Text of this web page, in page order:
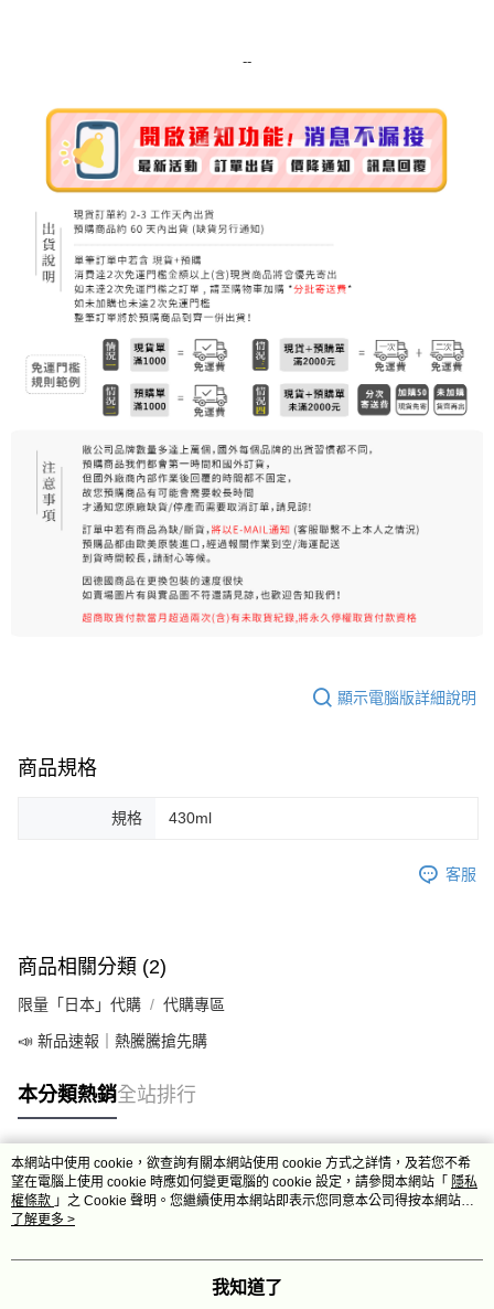
全家取貨付款
每筆NT$80，滿NT$999(含以上)免運費
每筆NT$80，滿NT$999(含以上)免運費
7-11取貨付款
每筆NT$80，滿NT$999(含以上)免運費
7-11純取貨 (先付款
每筆NT$80，滿NT$999(含以上)免運費
每筆NT$100，滿NT$999(含以上)免運費
離島宅配（澎湖、金門、馬祖、小琉球）
每筆NT$250，滿NT$3,000(含以上)免運費
--
顯示電腦版詳細說明
商品規格
規格 430ml
客服
商品相關分類 (2)
限量「日本」代購 代購專區
📣 新品速報｜熱騰騰搶先購
本分類熱銷全站排行
熱門標籤
本網站中使用 cookie，欲查詢有關本網站使用 cookie 方式之詳情，及若您不希
望在電腦上使用 cookie 時應如何變更電腦的 cookie 設定，請參閱本網站「 隱私
權條款 」之 Cookie 聲明。您繼續使用本網站即表示您同意本公司得按本網站使
用條款之 Cookie 聲明使用 cookie。
了解更多 >
我知道了